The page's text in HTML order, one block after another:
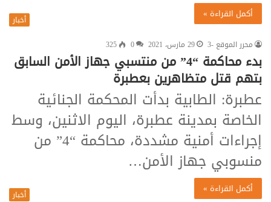
أكمل القراءة »
أخبار
محرر الموقع -3
29 مارس، 2021 0
325
بدء محاكمة “4” من منتسبي جهاز الأمن السابق
بتهم قتل متظاهرين بعطبرة
عطبرة: الطابية بدأت المحكمة الجنائية
الخاصة بمدينة عطبرة، اليوم الاثنين، وسط
إجراءات أمنية مشددة، محاكمة “4” من
منسوبي جهاز الأمن…
أكمل القراءة »
أخبار